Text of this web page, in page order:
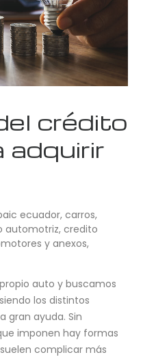
crédito
adquirir
ecuador,carros,
automotriz,credito
y anexos,
auto y buscamos
los distintos
gran ayuda. Sin
imponen hay formas
complicar más